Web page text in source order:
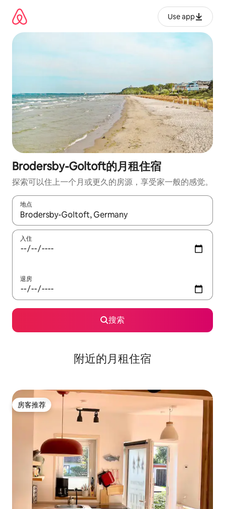
Use app
Brodersby-Goltoft的月租住宿
探索可以住上一个月或更久的房源，享受家一般的感觉。
地点
如有搜索结果，请使用上下方向键查看，或通过点击或滑动手势
入住
退房
搜索
附近的月租住宿
房客推荐
房客推荐